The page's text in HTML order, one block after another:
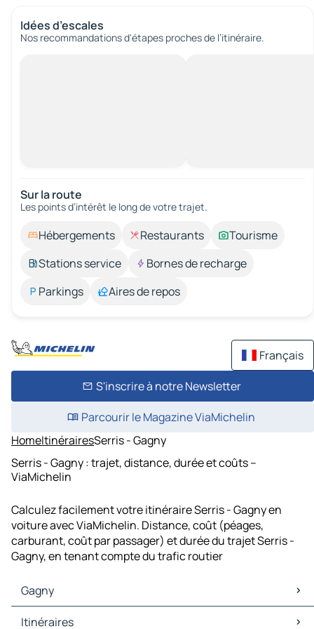
Idées d’escales
Nos recommandations d'étapes proches de l’itinéraire.
Sur la route
Les points d’intérêt le long de votre trajet.
Hébergements Restaurants
Tourisme
Stations service
Bornes de recharge
Parkings
Aires de repos
Français
S'inscrire à notre Newsletter
Parcourir le Magazine ViaMichelin
HomeItinérairesSerris - Gagny
Serris - Gagny : trajet, distance, durée et coûts –
ViaMichelin
Calculez facilement votre itinéraire Serris - Gagny en
voiture avec ViaMichelin. Distance, coût (péages,
carburant, coût par passager) et durée du trajet Serris -
Gagny, en tenant compte du trafic routier
Gagny
Gagny Cartes et plans
Itinéraires